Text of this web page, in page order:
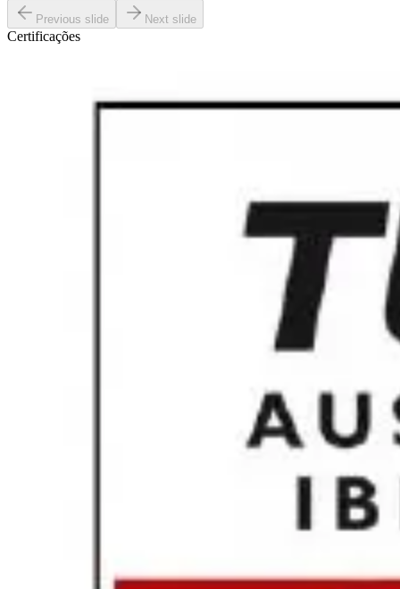
Previous slide Next slide
Certificações